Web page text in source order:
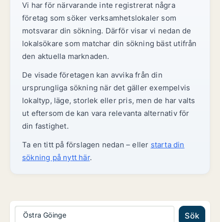
Vi har för närvarande inte registrerat några
företag som söker verksamhetslokaler som
motsvarar din sökning. Därför visar vi nedan de
lokalsökare som matchar din sökning bäst utifrån
den aktuella marknaden.
De visade företagen kan avvika från din
ursprungliga sökning när det gäller exempelvis
lokaltyp, läge, storlek eller pris, men de har valts
ut eftersom de kan vara relevanta alternativ för
din fastighet.
Ta en titt på förslagen nedan – eller starta din
sökning på nytt här.
Östra Göinge Sök